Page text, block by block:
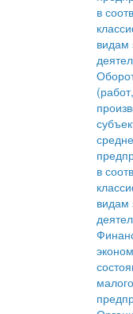
в
видам
в
видам